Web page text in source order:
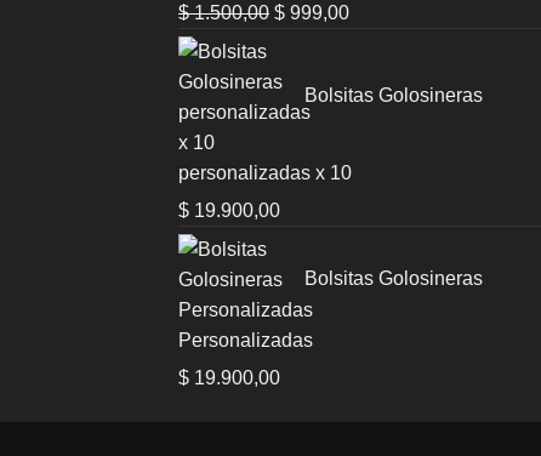
$1.500,00 Original
$ 1.500,00.
$ 999,00Current
$ 999,00.
Bolsitas Golosineras
personalizadas x 10
$ 19.900,00
Bolsitas Golosineras
Personalizadas
$ 19.900,00